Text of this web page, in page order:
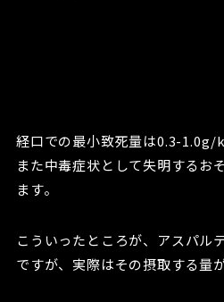
経口での最小致死量は0.3-1.0g/
また中毒症状として失明するお
ます。
こういったところが、アスパル
ですが、実際はその摂取する量